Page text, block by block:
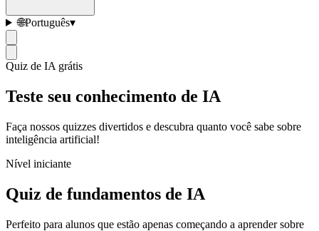
🌐Português▾
Quiz de IA grátis
Teste seu conhecimento de IA
Faça nossos quizzes divertidos e descubra quanto você sabe sobre
inteligência artificial!
Nível iniciante
Quiz de fundamentos de IA
Perfeito para alunos que estão apenas começando a aprender sobre